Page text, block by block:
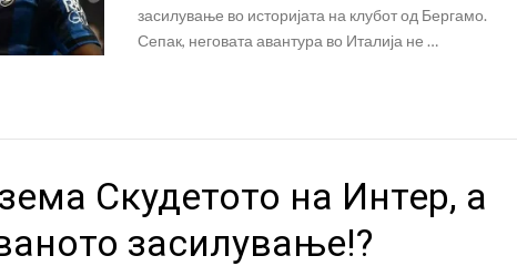
засилување во историјата на клубот од Бергамо.
Сепак, неговата авантура во Италија не …
Скудетото на Интер, а
засилување!?